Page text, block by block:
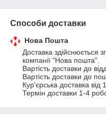
Способи доставки
Нова Пошта
Доставка здійснюється
компанії "Нова пошта".
Вартість доставки до
Вартість доставки до
Кур'єрська доставка від
Термін доставки 1-4